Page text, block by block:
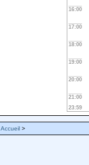
16:00
17:00
18:00
19:00
20:00
21:00
23:59
Accueil >